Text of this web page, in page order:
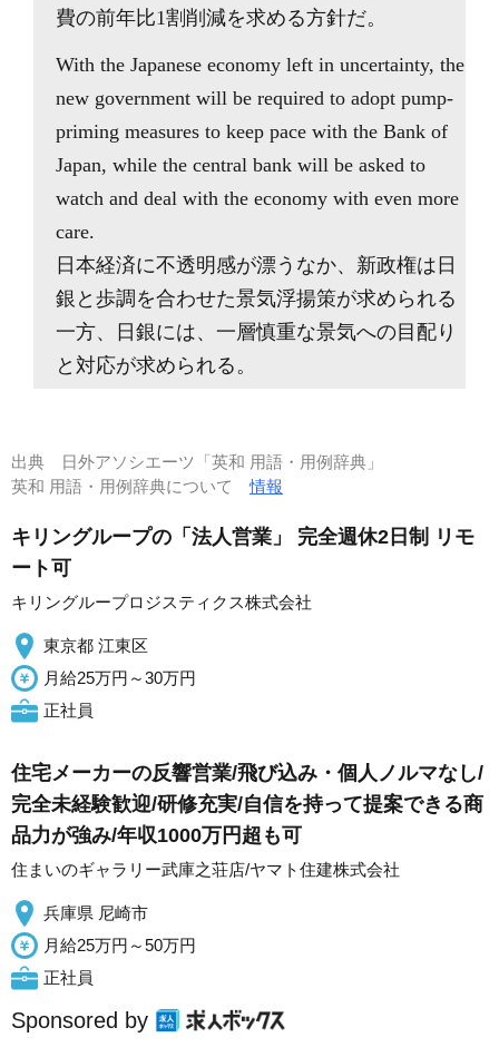
費の前年比1割削減を求める方針だ。
With the Japanese economy left in uncertainty, the
new government will be required to adopt pump-
priming measures to keep pace with the Bank of
Japan, while the central bank will be asked to
watch and deal with the economy with even more
care.
日本経済に不透明感が漂うなか、新政権は日
銀と歩調を合わせた景気浮揚策が求められる
一方、日銀には、一層慎重な景気への目配り
と対応が求められる。
出典
日外アソシエーツ「英和 用語・用例辞典」
英和 用語・用例辞典について情報
キリングループの「法人営業」 完全週休2日制 リモ
ート可
キリングループロジスティクス株式会社
東京都 江東区
月給25万円～30万円
正社員
住宅メーカーの反響営業/飛び込み・個人ノルマなし/
完全未経験歓迎/研修充実/自信を持って提案できる商
品力が強み/年収1000万円超も可
住まいのギャラリー武庫之荘店/ヤマト住建株式会社
兵庫県 尼崎市
月給25万円～50万円
正社員
Sponsored by